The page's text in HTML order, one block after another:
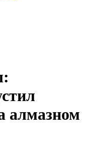
алмазном